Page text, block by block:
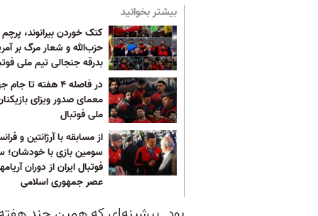
بیشتر بخوانید
کتک خوردن بیرانوند، پرچم
حزب‌الله و شعار مرگ بر
بدرقه جنجالی تیم ملی
در فاصله ۴ هفته تا
معمای صدور ویزای
ملی فوتبال
از مسابقه با آرژانتین و
سومین بازی با خودشان؛
فوتبال ایران از دوران
عصر جمهوری اسلامی